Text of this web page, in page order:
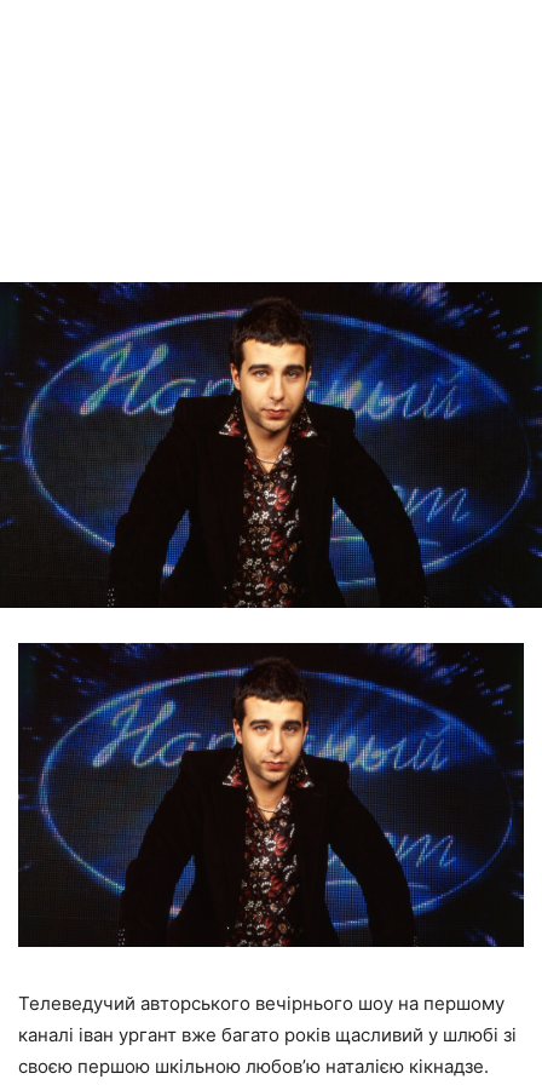
Телеведучий авторського вечірнього шоу на першому
каналі іван ургант вже багато років щасливий у шлюбі зі
своєю першою шкільною любов’ю наталією кікнадзе.